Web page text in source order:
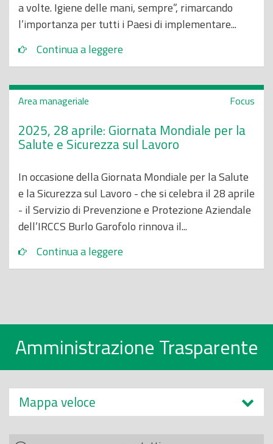
a volte. Igiene delle mani, sempre”, rimarcando
l’importanza per tutti i Paesi di implementare...
Continua a leggere
Area manageriale Focus
2025, 28 aprile: Giornata Mondiale per la
Salute e Sicurezza sul Lavoro
In occasione della Giornata Mondiale per la Salute
e la Sicurezza sul Lavoro - che si celebra il 28 aprile
- il Servizio di Prevenzione e Protezione Aziendale
dell’IRCCS Burlo Garofolo rinnova il...
Continua a leggere
Amministrazione Trasparente
Mappa veloce